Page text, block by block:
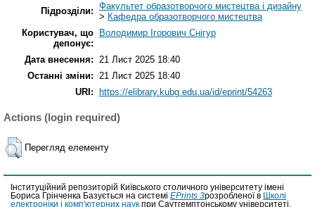
Підрозділи: Факультет образотворчого мистецтва і дизайну
> Кафедра образотворчого мистецтва
Користувач, що
депонує:
Володимир Ігорович Снігур
Дата внесення: 21 Лист 2025 18:40
Останні зміни: 21 Лист 2025 18:40
URI:
https://elibrary.kubg.edu.ua/id/eprint/54263
Actions (login required)
Перегляд елементу
Інституційний репозиторій Київського столичного університету імені
Бориса Грінченка Базується на системі EPrints 3розробленої в
Школі
електроніки і комп'ютерних наук при Саутгемптонському університеті.